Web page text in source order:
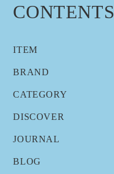
CONTENTS
ITEM
BRAND
CATEGORY
DISCOVER
JOURNAL
BLOG